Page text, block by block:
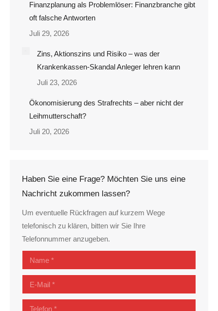
Finanzplanung als Problemlöser: Finanzbranche gibt
oft falsche Antworten
Juli 29, 2026
Zins, Aktionszins und Risiko – was der
Krankenkassen-Skandal Anleger lehren kann
Juli 23, 2026
Ökonomisierung des Strafrechts – aber nicht der
Leihmutterschaft?
Juli 20, 2026
Haben Sie eine Frage? Möchten Sie uns eine
Nachricht zukommen lassen?
Um eventuelle Rückfragen auf kurzem Wege
telefonisch zu klären, bitten wir Sie Ihre
Telefonnummer anzugeben.
Name *
E-Mail *
Telefon *